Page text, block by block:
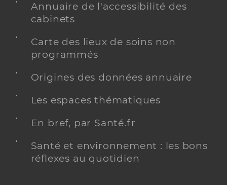
Annuaire de l'accessibilité des
cabinets
Carte des lieux de soins non
programmés
Origines des données annuaire
Les espaces thématiques
En bref, par Santé.fr
Santé et environnement : les bons
réflexes au quotidien